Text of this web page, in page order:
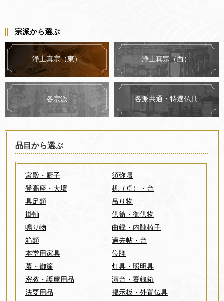
宗派から選ぶ
浄土真宗（東） 浄土真宗（西）
各宗派 各派共通・特選仏具
品目から選ぶ
宮殿・厨子
須弥壇
登高座・大壇
机（卓）・台
具足類
吊り物
掛軸
供笥・御供物
鳴り物
曲録・内陣椅子
箱類
過去帖・台
本堂用家具
位牌
幕・御簾
灯具・照明具
密教・護摩用品
演台・賽銭箱
法要用品
掲示板・外置仏具